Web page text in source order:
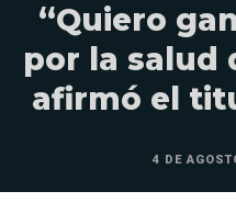
“Quiero
por la salud
afirmó el
4 DE